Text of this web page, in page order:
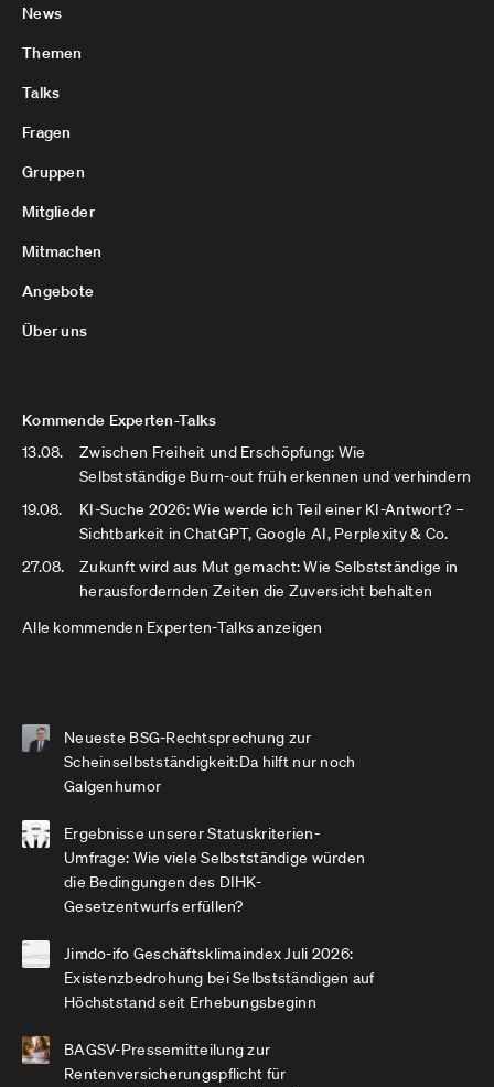
News
Themen
Talks
Fragen
Gruppen
Mitglieder
Mitmachen
Angebote
Über uns
Kommende Experten-Talks
13.08.
Zwischen Freiheit und Erschöpfung: Wie
Selbstständige Burn-out früh erkennen und verhindern
19.08.
KI-Suche 2026: Wie werde ich Teil einer KI-Antwort? –
Sichtbarkeit in ChatGPT, Google AI, Perplexity & Co.
27.08.
Zukunft wird aus Mut gemacht: Wie Selbstständige in
herausfordernden Zeiten die Zuversicht behalten
Alle kommenden Experten-Talks anzeigen
Neueste BSG-Rechtsprechung zur
Scheinselbstständigkeit:Da hilft nur noch
Galgenhumor
Ergebnisse unserer Statuskriterien-
Umfrage: Wie viele Selbstständige würden
die Bedingungen des DIHK-
Gesetzentwurfs erfüllen?
Jimdo-ifo Geschäftsklimaindex Juli 2026:
Existenzbedrohung bei Selbstständigen auf
Höchststand seit Erhebungsbeginn
BAGSV-Pressemitteilung zur
Rentenversicherungspflicht für